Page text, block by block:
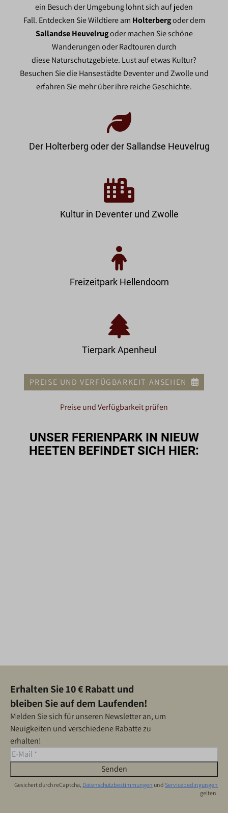
ein Besuch der Umgebung lohnt sich auf jeden
Fall. Entdecken Sie Wildtiere am Holterbergoder dem
Sallandse Heuvelrugoder machen Sie schöne
Wanderungen oder Radtouren durch
diese Naturschutzgebiete. Lust auf etwas Kultur?
Besuchen Sie die Hansestädte Deventer und Zwolle und
erfahren Sie mehr über ihre reiche Geschichte.
Der Holterberg oder der Sallandse Heuvelrug
Kultur in Deventer und Zwolle
Freizeitpark Hellendoorn
Tierpark Apenheul
PREISE UND VERFÜGBARKEIT ANSEHEN
Preise und Verfügbarkeit prüfen
UNSER FERIENPARK IN NIEUW
HEETEN BEFINDET SICH HIER:
Erhalten Sie 10 € Rabatt und
bleiben Sie auf dem Laufenden!
Melden Sie sich für unseren Newsletter an, um
Neuigkeiten und verschiedene Rabatte zu
erhalten!
Senden
Gesichert durch reCaptcha, Datenschutzbestimmungen und Servicebedingungen
gelten.